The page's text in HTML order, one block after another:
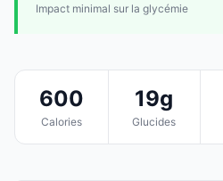
Impact minimal sur la glycémie
600
Calories
19g
Glucides